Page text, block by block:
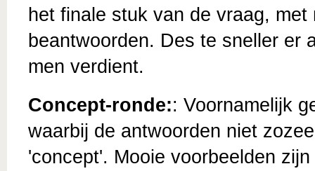
het finale stuk van de vraag,
beantwoorden. Des te sneller er
men verdient.
Concept-ronde:: Voornamelijk
waarbij de antwoorden niet
'concept'. Mooie voorbeelden